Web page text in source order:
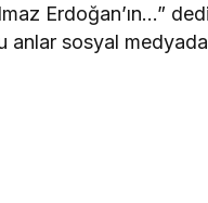
Erdoğan’ın…”
anlar sosyal medyada